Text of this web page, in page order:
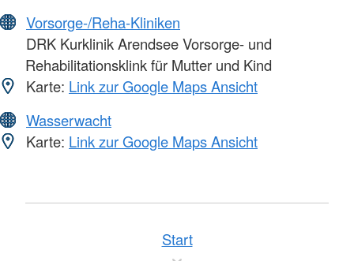
Vorsorge-/Reha-Kliniken
DRK Kurklinik Arendsee Vorsorge- und
Rehabilitationsklink für Mutter und Kind
Karte: Link zur Google Maps Ansicht
Wasserwacht
Karte: Link zur Google Maps Ansicht
Start